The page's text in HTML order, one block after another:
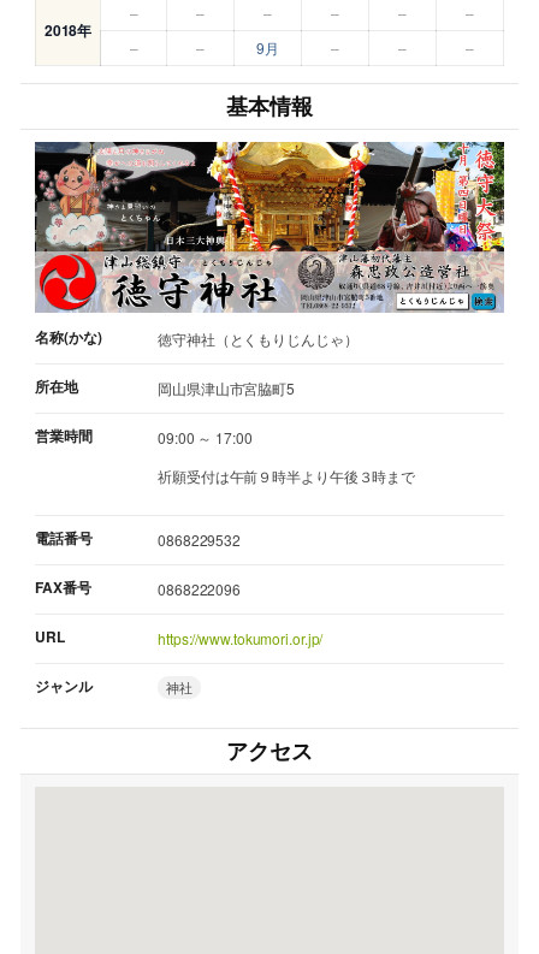
2018年
– – – – –
–
–
– 9月 – – –
基本情報
名称(かな) 徳守神社（とくもりじんじゃ）
所在地 岡山県津山市宮脇町5
営業時間
09:00 ～ 17:00
祈願受付は午前９時半より午後３時まで
電話番号 0868229532
FAX番号 0868222096
URL https://www.tokumori.or.jp/
ジャンル 神社
アクセス